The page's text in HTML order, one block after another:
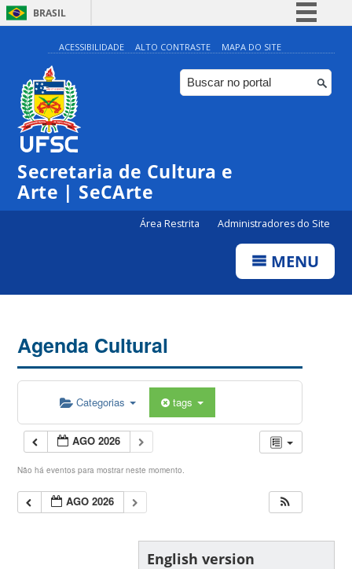
BRASIL
Simplifique!
Comunica BR
Participe
ACESSIBILIDADE ALTO CONTRASTE MAPA DO SITE
Secretaria de Cultura e
Arte | SeCArte
Área Restrita Administradores do Site
MENU
Agenda Cultural
Categorias tags
AGO 2026
Não há eventos para mostrar neste momento.
AGO 2026
English version